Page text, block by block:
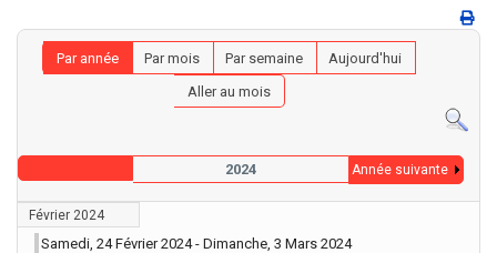
Par année Par mois Par semaine
Aujourd'hui
Aller au mois
2024 Année suivante
Février 2024
Samedi, 24 Février 2024 - Dimanche, 3 Mars 2024